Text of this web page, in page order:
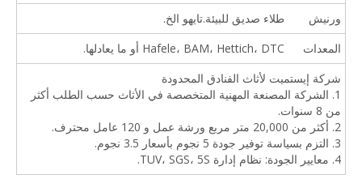
ورنيش
طلاء صديق للبيئة.تايهو الخ.
المعدات
Hafele، BAM، Hettich، DTC أو ما يعادلها.
شركة إيستميت لأثاث الفنادق المحدودة
1. الشركة المصنعة المهنية المتخصصة في الأثاث حسب الطلب أكثر
من 8 سنوات.
2. أكثر من 20,000 متر مربع ورشة عمل و 120 عامل محترف.
3. التزم بسياسة توفير جودة 5 نجوم بأسعار 3.5 نجوم.
4. معايير الجودة: نظام إدارة TUV، SGS، 5S.